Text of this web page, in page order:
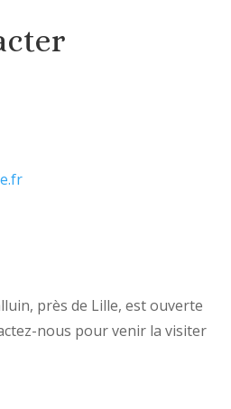
près de Lille, est ouverte
nous pour venir la visiter